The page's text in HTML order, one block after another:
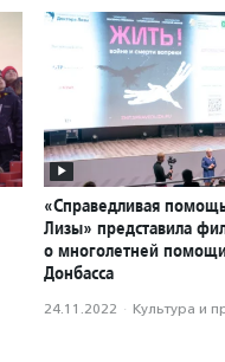
«Справедливая
Лизы» представила
о многолетней
Донбасса
24.11.2022 · Культура и